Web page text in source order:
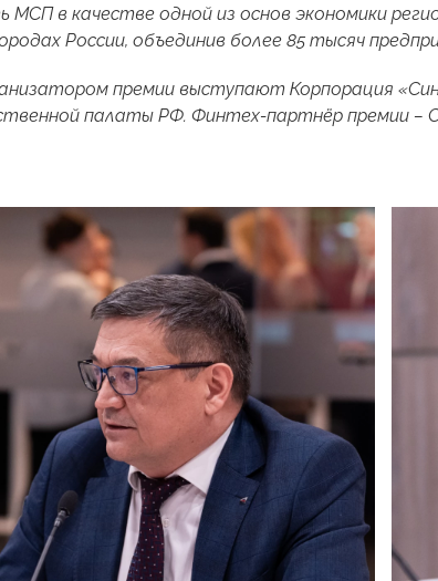
МСП в качестве одной из основ экономики
России, объединив более 85 тысяч
премии выступают Корпорация
палаты РФ. Финтех-партнёр премии –